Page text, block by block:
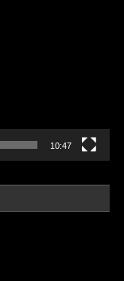
10:47